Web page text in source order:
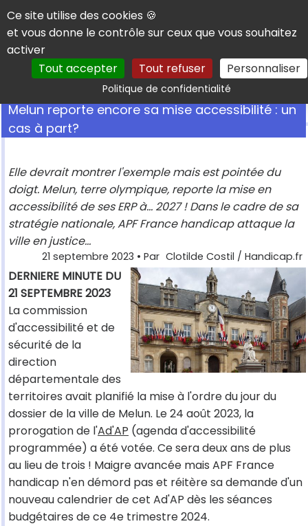
Panneau de gestion des cookies
Ce site utilise des cookies 🍪
et vous donne le contrôle sur ceux que vous souhaitez
activer
Tout accepter
Tout refuser Personnaliser
Politique de confidentialitéRechercher
Melun reporte encore sa mise accessibilité : un
cas à part?
Elle devrait montrer l'exemple mais est pointée du
doigt. Melun, terre olympique, reporte la mise en
accessibilité de ses ERP à... 2027 ! Dans le cadre de sa
stratégie nationale, APF France handicap attaque la
ville en justice...
21 septembre 2023 • Par Clotilde Costil / Handicap.fr
DERNIERE MINUTE DU
21 SEPTEMBRE 2023
La commission
d'accessibilité et de
sécurité de la
direction
départementale des
territoires avait planifié la mise à l'ordre du jour du
dossier de la ville de Melun. Le 24 août 2023, la
prorogation de l'Ad'AP (agenda d'accessibilité
programmée) a été votée. Ce sera deux ans de plus
au lieu de trois ! Maigre avancée mais APF France
handicap n'en démord pas et réitère sa demande d'un
nouveau calendrier de cet Ad'AP dès les séances
budgétaires de ce 4e trimestre 2024.